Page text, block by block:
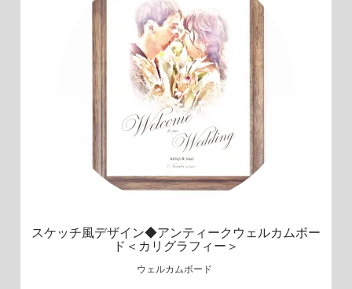
スケッチ風デザイン◆アンティークウェルカムボー
ド＜カリグラフィー＞
ウェルカムボード